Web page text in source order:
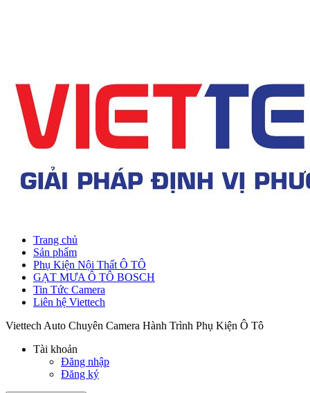
Trang chủ
Sản phẩm
Phụ Kiện Nội Thất Ô TÔ
GẠT MƯA Ô TÔ BOSCH
Tin Tức Camera
Liên hệ Viettech
Viettech Auto Chuyên Camera Hành Trình Phụ Kiện Ô Tô
Tài khoản
Đăng nhập
Đăng ký